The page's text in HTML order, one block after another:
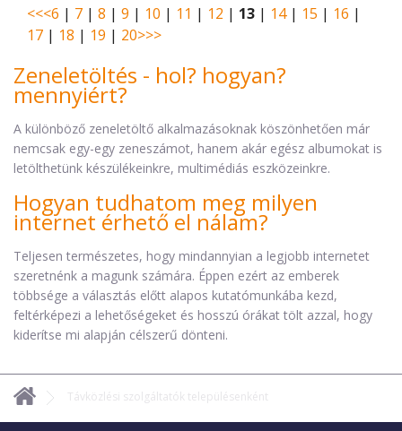
<<<6 | 7 | 8 | 9 | 10 | 11 | 12 | 13 | 14| 15 | 16 |
17 | 18 | 19 | 20>>>
Zeneletöltés - hol? hogyan?
mennyiért?
A különböző zeneletöltő alkalmazásoknak köszönhetően már
nemcsak egy-egy zeneszámot, hanem akár egész albumokat is
letölthetünk készülékeinkre, multimédiás eszközeinkre.
Hogyan tudhatom meg milyen
internet érhető el nálam?
Teljesen természetes, hogy mindannyian a legjobb internetet
szeretnénk a magunk számára. Éppen ezért az emberek
többsége a választás előtt alapos kutatómunkába kezd,
feltérképezi a lehetőségeket és hosszú órákat tölt azzal, hogy
kiderítse mi alapján célszerű dönteni.
Távközlési szolgáltatók településenként